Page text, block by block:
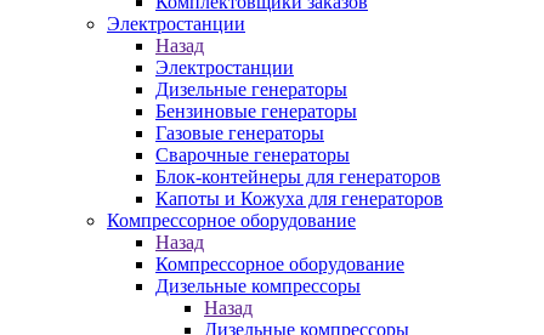
Электростанции
Назад
Электростанции
Дизельные генераторы
Бензиновые генераторы
Газовые генераторы
Сварочные генераторы
Блок-контейнеры для генераторов
Капоты и Кожуха для генераторов
Компрессорное оборудование
Назад
Компрессорное оборудование
Дизельные компрессоры
Назад
Дизельные компрессоры